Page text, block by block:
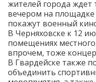
жителей города ждет
вечером на площадке
покажут военный
В Черняховске к 12
помещениях
впрочем, тоже
В Гвардейске также
объединить